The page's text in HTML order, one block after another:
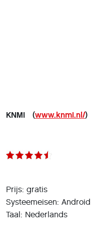
KNMI (www.knmi.nl/)
Prijs: gratis
Systeemeisen: Android
Taal: Nederlands